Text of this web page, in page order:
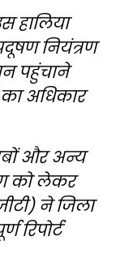
हालिया
नियंत्रण
पहुंचाने
अधिकार
और अन्य
को लेकर
ने जिला
रिपोर्ट